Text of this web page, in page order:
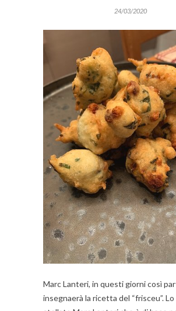
24/03/2020
Marc Lanteri, in questi giorni così
insegnaerà la ricetta del “frisceu”.